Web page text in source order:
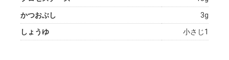
かつおぶし 3g
しょうゆ 小さじ1